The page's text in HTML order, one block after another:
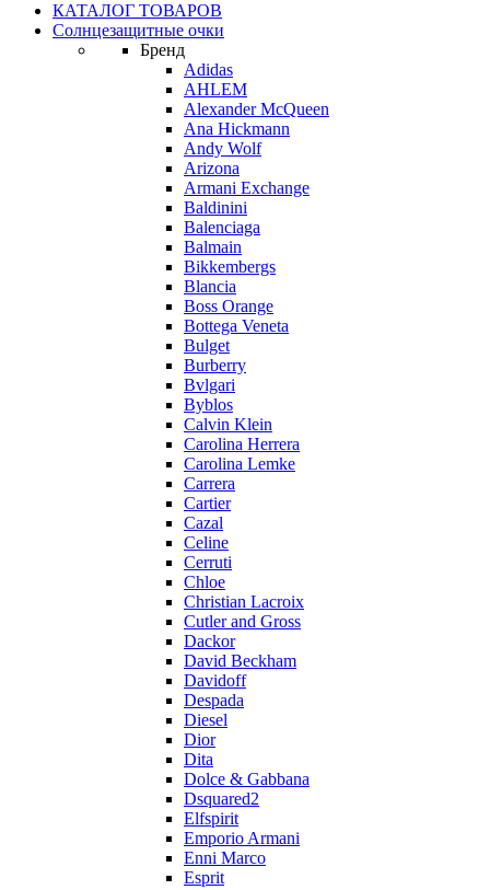
КАТАЛОГ ТОВАРОВ
Солнцезащитные очки
Бренд
Adidas
AHLEM
Alexander McQueen
Ana Hickmann
Andy Wolf
Arizona
Armani Exchange
Baldinini
Balenciaga
Balmain
Bikkembergs
Blancia
Boss Orange
Bottega Veneta
Bulget
Burberry
Bvlgari
Byblos
Calvin Klein
Carolina Herrera
Carolina Lemke
Carrera
Cartier
Cazal
Celine
Cerruti
Chloe
Christian Lacroix
Cutler and Gross
Dackor
David Beckham
Davidoff
Despada
Diesel
Dior
Dita
Dolce & Gabbana
Dsquared2
Elfspirit
Emporio Armani
Enni Marco
Esprit